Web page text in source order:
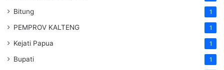
Bitung 1
PEMPROV KALTENG 1
Kejati Papua 1
Bupati 1